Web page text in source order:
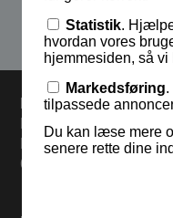
Se flere
Levering
Bestil i dag og varerne
Levering 33,- eller
60 dages returret.
Statistik.
hvordan vores
hjemmesiden, så
Markedsføring.
tilpassede
Du kan læse mere
senere rette dine